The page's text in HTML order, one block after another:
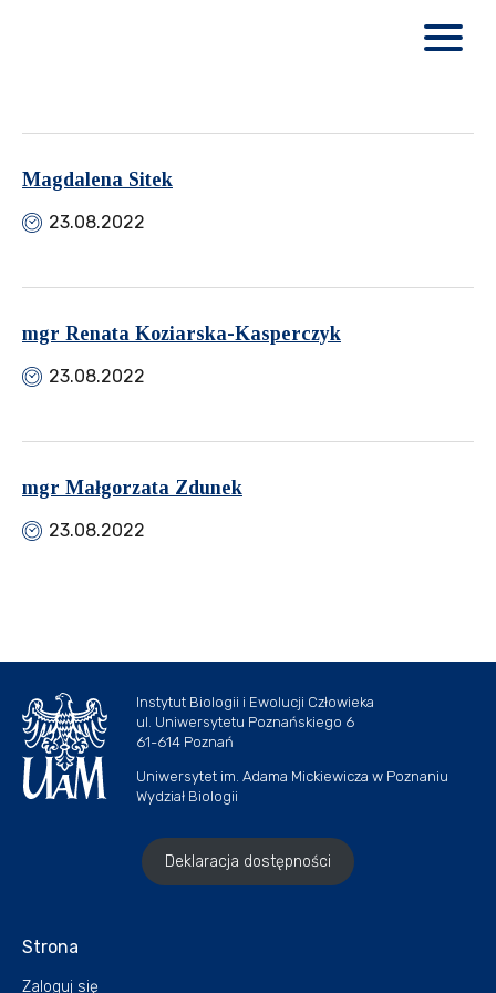
Magdalena Sitek
23.08.2022
mgr Renata Koziarska-Kasperczyk
23.08.2022
mgr Małgorzata Zdunek
23.08.2022
Instytut Biologii i Ewolucji Człowieka
ul. Uniwersytetu Poznańskiego 6
61-614 Poznań
Uniwersytet im. Adama Mickiewicza w Poznaniu
Wydział Biologii
Deklaracja dostępności
Strona
Zaloguj się